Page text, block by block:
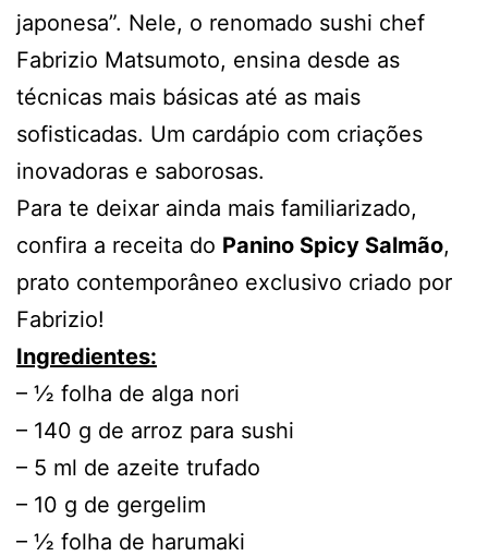
japonesa”. Nele, o renomado sushi chef
Fabrizio Matsumoto, ensina desde as
técnicas mais básicas até as mais
sofisticadas. Um cardápio com criações
inovadoras e saborosas.
Para te deixar ainda mais familiarizado,
confira a receita do Panino Spicy Salmão,
prato contemporâneo exclusivo criado por
Fabrizio!
Ingredientes:
– ½ folha de alga nori
– 140 g de arroz para sushi
– 5 ml de azeite trufado
– 10 g de gergelim
– ½ folha de harumaki